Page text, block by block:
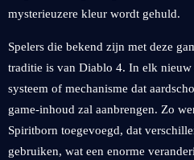
mysterieuzere kleur wordt gehuld.
Spelers die bekend zijn met deze
traditie is van Diablo 4. In elk nieuw
systeem of mechanisme dat
game-inhoud zal aanbrengen. Zo
Spiritborn toegevoegd, dat
gebruiken, wat een enorme